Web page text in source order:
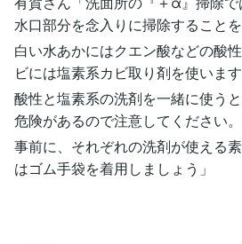
水口部分を念入りに掃除することを
白い水あかにはクエン酸などの酸
ビには塩素系カビ取り剤を使います
酸性と塩素系の洗剤を一緒に使う
危険があるので注意してください。
事前に、それぞれの洗剤が使える
はゴム手袋を着用しましょう」